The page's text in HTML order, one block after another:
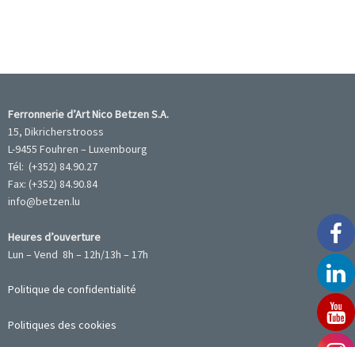
Ferronnerie d’Art Nico Betzen S.A.
15, Dikricherstrooss
L-9455 Fouhren – Luxembourg
Tél: (+352) 84.90.27
Fax: (+352) 84.90.84
info@betzen.lu
Heures d’ouverture
Lun – Vend 8h – 12h/13h – 17h
Politique de confidentialité
Politiques des cookies